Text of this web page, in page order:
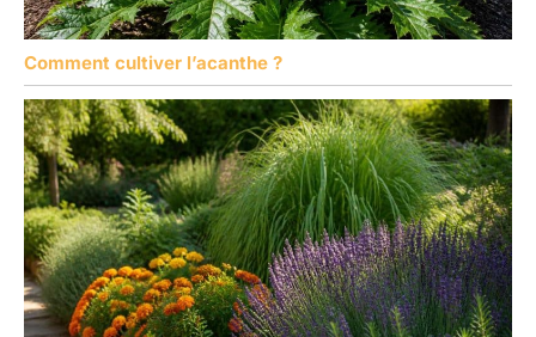
Comment cultiver l’acanthe ?